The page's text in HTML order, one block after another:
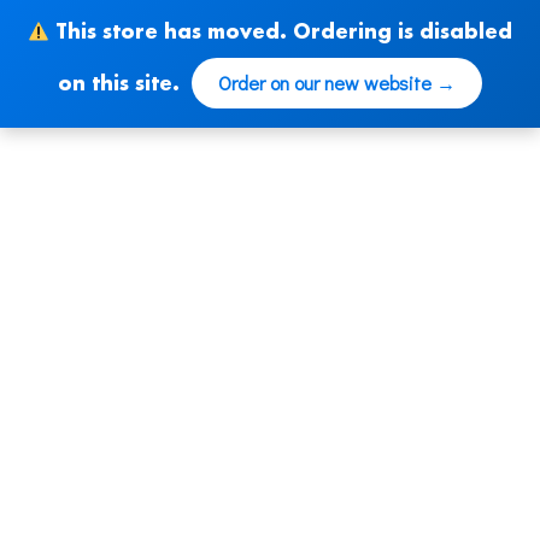
This store has moved. Ordering is disabled
on this site. Order on our new website →
contenido